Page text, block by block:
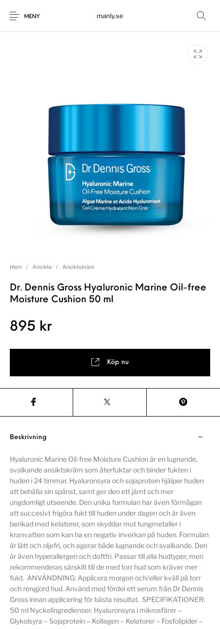
MENY manly.se
Hem / Ansikte / Ansiktskräm
Dr. Dennis Gross Hyaluronic Marine Oil-free
Moisture Cushion 50 ml
895 kr
Köp nu
Beskrivning
Hyaluronic Marine Oil-free Moisture Cushion är en lugnande,
svalkande ansiktskräm som återfuktar och binder fukten i
huden i 24 timmar. Hyaluronsyra och sojaprotein hjälper huden
att behålla sin spänst, samt ger den ett jämt och mer
ungdomligt utseende. Den unika formulan har även förmågan
att succesivt frigöra fukt till huden under dagen och är även
berikad med kelatorer, som skyddar mot tungmetaller i
kranvatten som kan ha en negativ inverkan på huden. Formulan
är lätt och oljefri, och agerar både lugnande och svalkande. Den
är även hyperallergen och doftfri. Passar till alla hudtyper, men
rekommenderas särskilt till de med torr hud som kräver mer
fukt. ANVÄNDNING: Applicera morgon och/eller kväll på torr
och rengjord hud. Använd med fördel ett serum från Dr Dennis
Gross innan applicering för bästa resultat. SPECIFIKATIONER:
50 ml Nyckelingredienser: Hyaluronsyra i mikrosfärer –
Glykolsyra – Sojaprotein – Kollagen – Kelatorer – Fosfolipider –